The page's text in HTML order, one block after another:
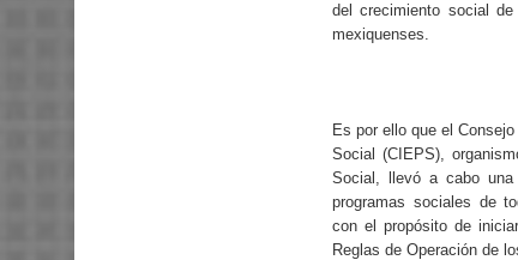
del crecimiento social
mexiquenses.
Es por ello que el
Social (CIEPS),
Social, llevó a cabo
programas sociales de
con el propósito de
Reglas de Operación de